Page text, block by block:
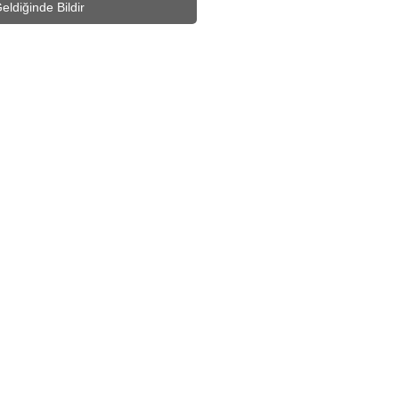
Bildir